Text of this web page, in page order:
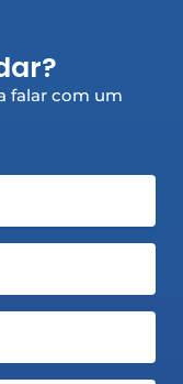
falar com um